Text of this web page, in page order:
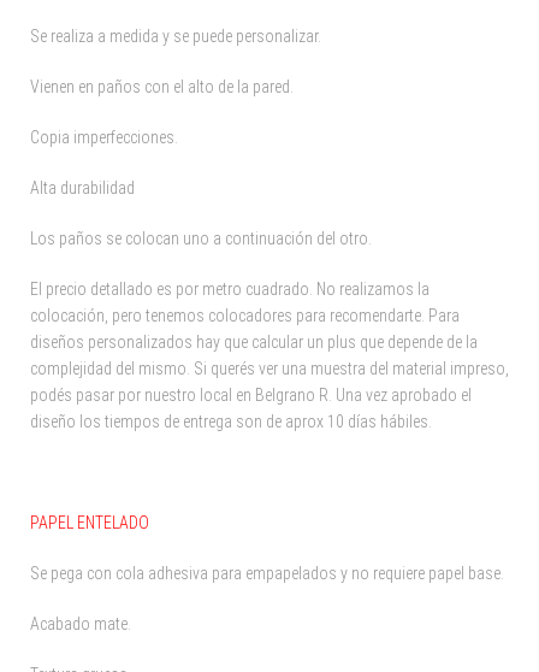
Se realiza a medida y se puede personalizar.
Vienen en paños con el alto de la pared.
Copia imperfecciones.
Alta durabilidad
Los paños se colocan uno a continuación del otro.
El precio detallado es por metro cuadrado. No realizamos la
colocación, pero tenemos colocadores para recomendarte. Para
diseños personalizados hay que calcular un plus que depende de la
complejidad del mismo. Si querés ver una muestra del material impreso,
podés pasar por nuestro local en Belgrano R. Una vez aprobado el
diseño los tiempos de entrega son de aprox 10 días hábiles.
PAPEL ENTELADO
Se pega con cola adhesiva para empapelados y no requiere papel base.
Acabado mate.